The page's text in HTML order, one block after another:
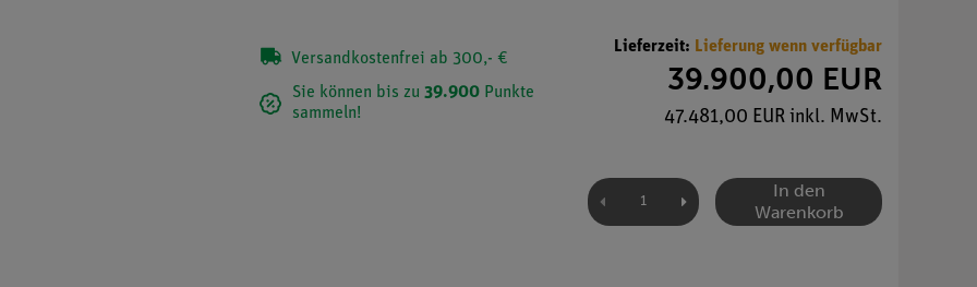
Versandkostenfrei ab 300,- €
Sie können bis zu 39.900 Punkte
sammeln!
Lieferzeit: Lieferung wenn verfügbar
39.900,00 EUR
47.481,00 EUR inkl. MwSt.
In den
Warenkorb